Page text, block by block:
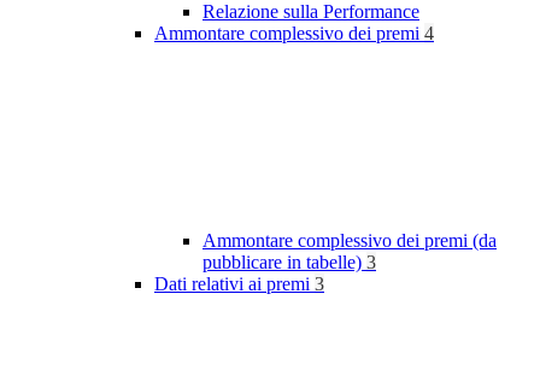
Relazione sulla Performance
Ammontare complessivo dei premi 4
Ammontare complessivo dei premi (da
pubblicare in tabelle) 3
Dati relativi ai premi 3